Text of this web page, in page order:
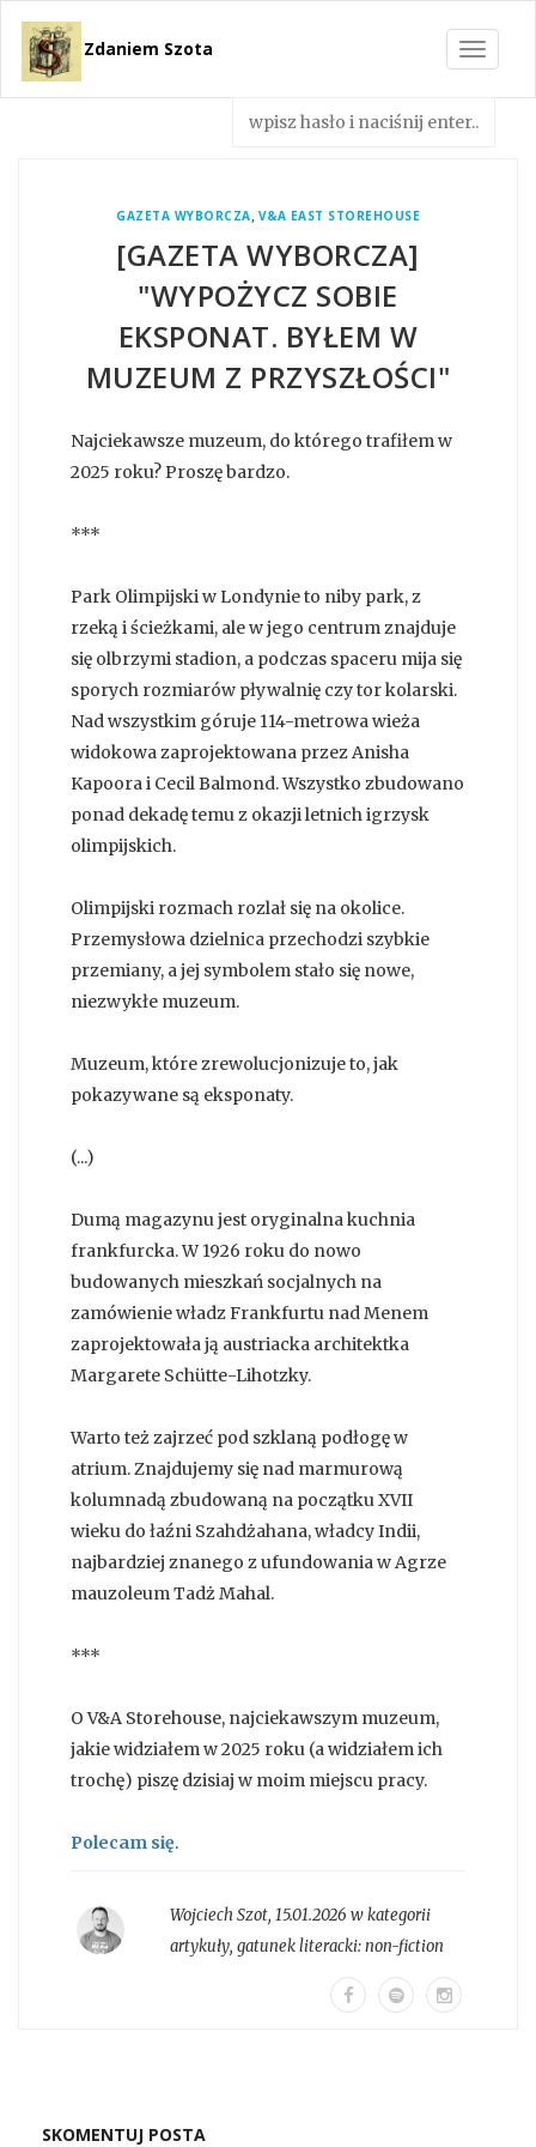
Toggle
Zdaniem Szota
GAZETA WYBORCZA, V&A EAST STOREHOUSE
[GAZETA WYBORCZA]
"WYPOŻYCZ SOBIE
EKSPONAT. BYŁEM W
MUZEUM Z PRZYSZŁOŚCI"
Najciekawsze muzeum, do którego trafiłem w
2025 roku? Proszę bardzo.
***
Park Olimpijski w Londynie to niby park, z
rzeką i ścieżkami, ale w jego centrum znajduje
się olbrzymi stadion, a podczas spaceru mija się
sporych rozmiarów pływalnię czy tor kolarski.
Nad wszystkim góruje 114-metrowa wieża
widokowa zaprojektowana przez Anisha
Kapoora i Cecil Balmond. Wszystko zbudowano
ponad dekadę temu z okazji letnich igrzysk
olimpijskich.
Olimpijski rozmach rozlał się na okolice.
Przemysłowa dzielnica przechodzi szybkie
przemiany, a jej symbolem stało się nowe,
niezwykłe muzeum.
Muzeum, które zrewolucjonizuje to, jak
pokazywane są eksponaty.
(...)
Dumą magazynu jest oryginalna kuchnia
frankfurcka. W 1926 roku do nowo
budowanych mieszkań socjalnych na
zamówienie władz Frankfurtu nad Menem
zaprojektowała ją austriacka architektka
Margarete Schütte-Lihotzky.
Warto też zajrzeć pod szklaną podłogę w
atrium. Znajdujemy się nad marmurową
kolumnadą zbudowaną na początku XVII
wieku do łaźni Szahdżahana, władcy Indii,
najbardziej znanego z ufundowania w Agrze
mauzoleum Tadż Mahal.
***
O V&A Storehouse, najciekawszym muzeum,
jakie widziałem w 2025 roku (a widziałem ich
trochę) piszę dzisiaj w moim miejscu pracy.
Polecam się.
Wojciech Szot, 15.01.2026 w kategorii
artykuły, gatunek literacki:non-fiction
SKOMENTUJ POSTA